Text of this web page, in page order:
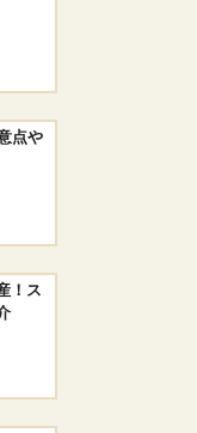
点や
！ス